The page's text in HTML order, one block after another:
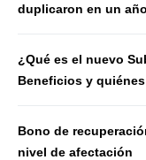
duplicaron en un año
¿Qué es el nuevo
Beneficios y
Bono de
nivel de afectación